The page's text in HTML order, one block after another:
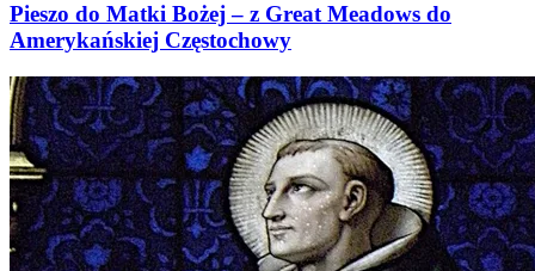
Pieszo do Matki Bożej – z Great Meadows do
Amerykańskiej Częstochowy